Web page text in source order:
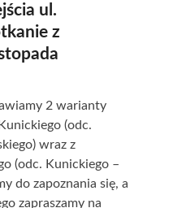
ul.
z
2 warianty
(odc.
wraz z
(odc. Kunickiego –
do zapoznania się, a
zapraszamy na